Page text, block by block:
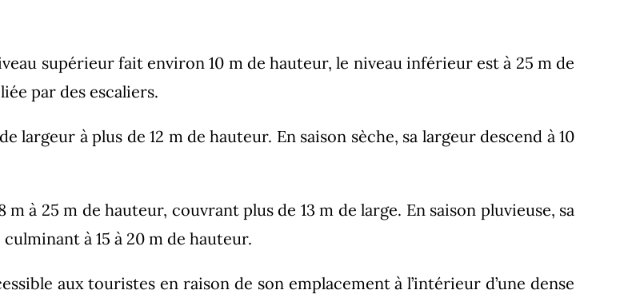
supérieur fait environ 10 m de hauteur, le niveau inférieur est à 25 m de
par des escaliers.
largeur à plus de 12 m de hauteur. En saison sèche, sa largeur descend à 10
à 25 m de hauteur, couvrant plus de 13 m de large. En saison pluvieuse, sa
à 15 à 20 m de hauteur.
aux touristes en raison de son emplacement à l’intérieur d’une dense